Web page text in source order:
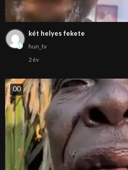
két helyes fekete
hun_tv
2 év
00